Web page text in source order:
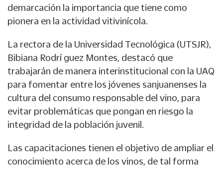
demarcación la importancia que tiene como
pionera en la actividad vitivinícola.
La rectora de la Universidad Tecnológica (UTSJR),
Bibiana Rodrí guez Montes, destacó que
trabajarán de manera interinstitucional con la UAQ
para fomentar entre los jóvenes sanjuanenses la
cultura del consumo responsable del vino, para
evitar problemáticas que pongan en riesgo la
integridad de la población juvenil.
Las capacitaciones tienen el objetivo de ampliar el
conocimiento acerca de los vinos, de tal forma